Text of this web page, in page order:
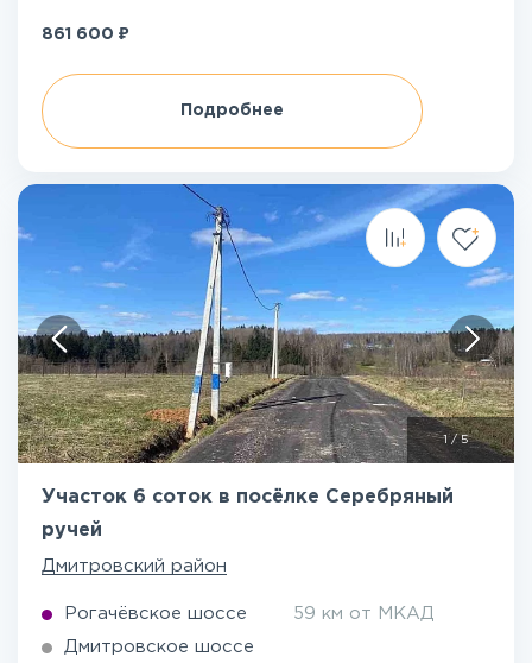
861 600 ₽
Подробнее
1 / 5
Участок 6 соток в посёлке Серебряный
ручей
Дмитровский район
Рогачёвское шоссе 59 км от МКАД
Дмитровское шоссе